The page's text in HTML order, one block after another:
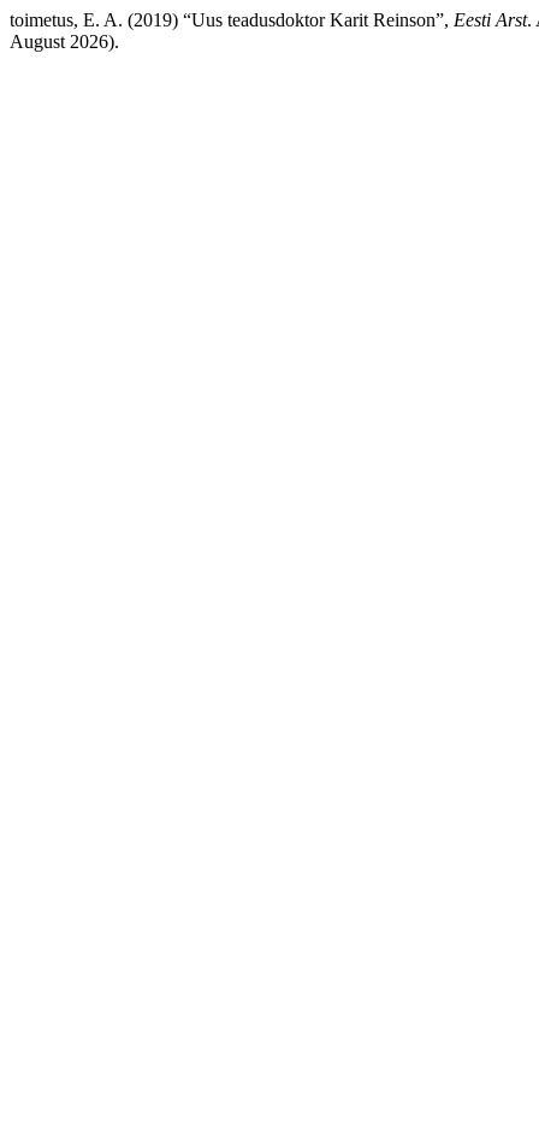
toimetus, E. A. (2019) “Uus teadusdoktor Karit Reinson”, Eesti Arst.
August 2026).